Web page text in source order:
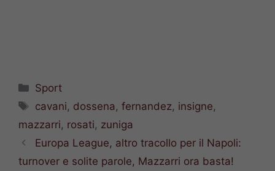
Categorie
Sport
Tag
cavani, dossena,fernandez, insigne,
mazzarri, rosati, zuniga
Europa League, altro tracollo per il Napoli:
turnover e solite parole, Mazzarri ora basta!